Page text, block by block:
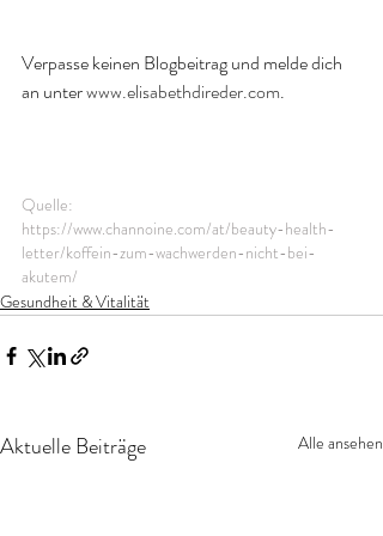
Verpasse keinen Blogbeitrag und melde dich
an unter www.elisabethdireder.com.
Quelle:
https://www.channoine.com/at/beauty-health-
letter/koffein-zum-wachwerden-nicht-bei-
akutem/
Gesundheit & Vitalität
Aktuelle Beiträge Alle ansehen